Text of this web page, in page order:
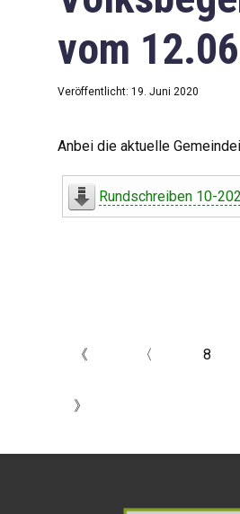
vom
Veröffentlicht: 19. Juni 2020
Anbei die aktuelle
Rundschreiben 10-
《 〈 8
》